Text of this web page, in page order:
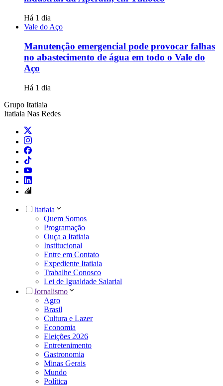
Há 1 dia
Vale do Aço
Manutenção emergencial pode provocar falhas
no abastecimento de água em todo o Vale do
Aço
Há 1 dia
Grupo Itatiaia
Itatiaia Nas Redes
Itatiaia
Quem Somos
Programação
Ouça a Itatiaia
Institucional
Entre em Contato
Expediente Itatiaia
Trabalhe Conosco
Lei de Igualdade Salarial
Jornalismo
Agro
Brasil
Cultura e Lazer
Economia
Eleições 2026
Entretenimento
Gastronomia
Minas Gerais
Mundo
Política